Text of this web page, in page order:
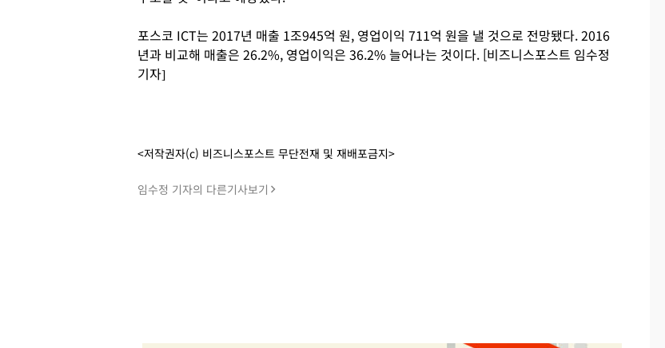
포스코 ICT는 2017년 매출 1조945억 원, 영업이익 711억 원을 낼 것으로 전망됐다. 2016
년과 비교해 매출은 26.2%, 영업이익은 36.2% 늘어나는 것이다. [비즈니스포스트 임수정
기자]
<저작권자(c) 비즈니스포스트 무단전재 및 재배포금지>
임수정 기자의 다른기사보기